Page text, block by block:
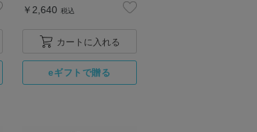
￥2,640 税込
カートに入れる